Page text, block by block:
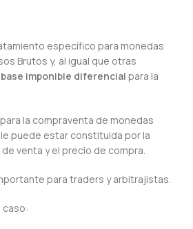
específico para monedas
Brutos y, al igual que otras
base imponible diferencial para la
la compraventa de monedas
puede estar constituida por la
venta y el precio de compra.
para traders y arbitrajistas.
caso: